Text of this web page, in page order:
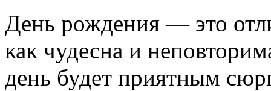
День рождения — это
как чудесна и
день будет приятным